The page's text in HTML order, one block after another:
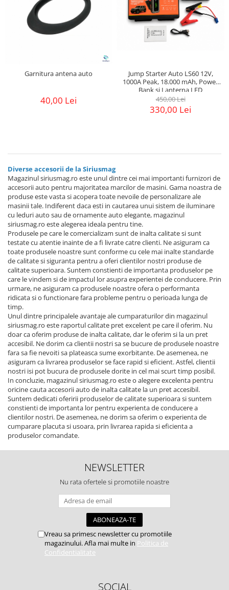
Garnitura antena auto
40,00 Lei
Jump Starter Auto LS60 12V,
1000A Peak, 18.000 mAh, Power
Bank si Lanterna LED
450,00 Lei
330,00 Lei
Diverse accesorii de la Siriusmag
Magazinul siriusmag.ro este unul dintre cei mai importanti furnizori de
accesorii auto pentru majoritatea marcilor de masini. Gama noastra de
produse este vasta si acopera toate nevoile de personalizare ale
masinii tale. Indiferent daca esti in cautarea unui sistem de iluminare
cu leduri auto sau de ornamente auto elegante, magazinul
siriusmag.ro este alegerea ideala pentru tine.
Produsele pe care le comercializam sunt de inalta calitate si sunt
testate cu atentie inainte de a fi livrate catre clienti. Ne asiguram ca
toate produsele noastre sunt conforme cu cele mai inalte standarde
de calitate si siguranta pentru a oferi clientilor nostri produse de
calitate superioara. Suntem constienti de importanta produselor pe
care le vindem si de impactul lor asupra experientei de conducere. Prin
urmare, ne asiguram ca produsele noastre ofera o performanta
ridicata si o functionare fara probleme pentru o perioada lunga de
timp.
Unul dintre principalele avantaje ale cumparaturilor din magazinul
siriusmag.ro este raportul calitate pret excelent pe care il oferim. Nu
doar ca oferim produse de inalta calitate, dar le oferim si la un pret
accesibil. Ne dorim ca clientii nostri sa se bucure de produsele noastre
fara sa fie nevoiti sa plateasca sume exorbitante. De asemenea, ne
asiguram ca livrarea produselor se face rapid si eficient. Astfel, clientii
nostri isi pot bucura de produsele dorite in cel mai scurt timp posibil.
In concluzie, magazinul siriusmag.ro este o alegere excelenta pentru
oricine cauta accesorii auto de inalta calitate la un pret accesibil.
Suntem dedicati oferirii produselor de calitate superioara si suntem
constienti de importanta lor pentru experienta de conducere a
clientilor nostri. De asemenea, ne dorim sa oferim o experienta de
cumparare placuta si usoara, prin livrarea rapida si eficienta a
produselor comandate.
NEWSLETTER
Nu rata ofertele si promotiile noastre
Vreau sa primesc newsletter cu promotiile
magazinului. Afla mai multe in Politica de
Confidentialitate
SOCIAL